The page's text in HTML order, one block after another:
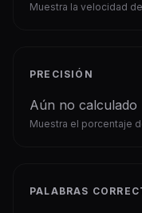
Muestra la velocidad
PRECISIÓN
Aún no calculado
Muestra el porcentaje
PALABRAS